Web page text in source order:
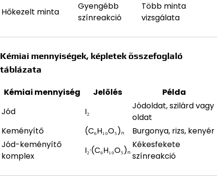
Hőkezelt minta
Gyengébb
színreakció
Több minta
vizsgálata
Kémiai mennyiségek, képletek összefoglaló
táblázata
Kémiai mennyiség Jelölés
Példa
Jód
I₂
Jódoldat, szilárd vagy
oldat
Keményítő
(C₆H₁₀O₅)ₙ
Burgonya, rizs, kenyér
Jód-keményítő
komplex
I₂·(C₆H₁₀O₅)ₙ
Kékesfekete
színreakció